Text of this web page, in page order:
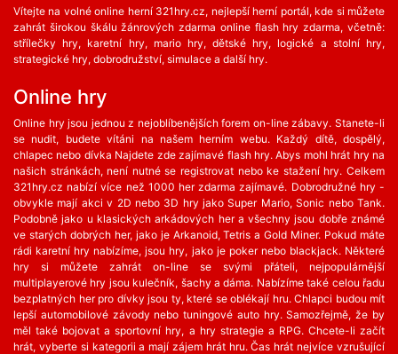
Vítejte na volné online herní 321hry.cz, nejlepší herní portál, kde si můžete
zahrát širokou škálu žánrových zdarma online flash hry zdarma, včetně:
střílečky hry, karetní hry, mario hry, dětské hry, logické a stolní hry,
strategické hry, dobrodružství, simulace a další hry.
Online hry
Online hry jsou jednou z nejoblíbenějších forem on-line zábavy. Stanete-li
se nudit, budete vítáni na našem herním webu. Každý dítě, dospělý,
chlapec nebo dívka Najdete zde zajímavé flash hry. Abys mohl hrát hry na
našich stránkách, není nutné se registrovat nebo ke stažení hry. Celkem
321hry.cz nabízí více než 1000 her zdarma zajímavé. Dobrodružné hry -
obvykle mají akci v 2D nebo 3D hry jako Super Mario, Sonic nebo Tank.
Podobně jako u klasických arkádových her a všechny jsou dobře známé
ve starých dobrých her, jako je Arkanoid, Tetris a Gold Miner. Pokud máte
rádi karetní hry nabízíme, jsou hry, jako je poker nebo blackjack. Některé
hry si můžete zahrát on-line se svými přáteli, nejpopulárnější
multiplayerové hry jsou kulečník, šachy a dáma. Nabízíme také celou řadu
bezplatných her ​​pro dívky jsou ty, které se oblékají hru. Chlapci budou mít
lepší automobilové závody nebo tuningové auto hry. Samozřejmě, že by
měl také bojovat a sportovní hry, a hry strategie a RPG. Chcete-li začít
hrát, vyberte si kategorii a mají zájem hrát hru. Čas hrát nejvíce vzrušující